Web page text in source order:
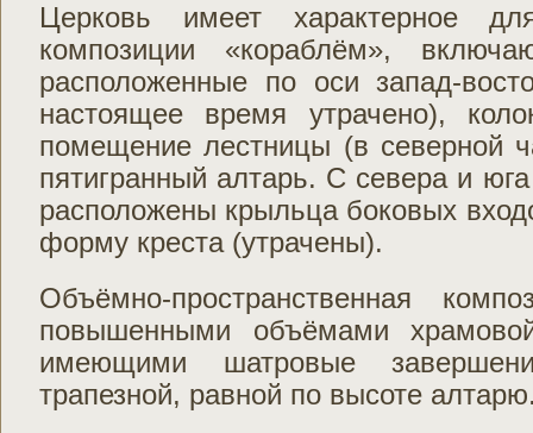
Церковь имеет характерное
композиции «кораблём»,
расположенные по оси запад-
настоящее время утрачено),
помещение лестницы (в северной
пятигранный алтарь. С севера и
расположены крыльца боковых
форму креста (утрачены).
Объёмно-пространственная
повышенными объёмами
имеющими шатровые
трапезной, равной по высоте